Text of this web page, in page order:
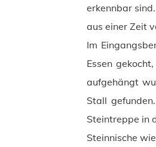
erkennbar
aus einer Zeit
Im
Essen
aufgehängt
Stall
Steintreppe in
Steinnische